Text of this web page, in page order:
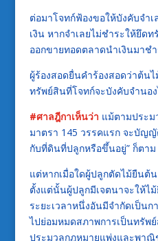
ต่อมาโจทก์ฟ้องขอให้บังคับจำ
เงิน หากจำเลยไม่ชำระให้ยึด
ออกขายทอดตลาดนำเงินมาช
ผู้ร้องสอดยื่นคำร้องสอดว่าต้น
ทรัพย์สินที่โจทก์จะบังคับจำนอ
#ศาลฎีกาเห็นว่า แม้ตามประ
มาตรา 145 วรรคแรก จะบัญ
กับที่ดินที่ปลูกหรือขึ้นอยู่” ก็ตาม
แต่หากเมื่อใดผู้ปลูกตัดไม้ยืนต้
ตั้งแต่นั้นผู้ปลูกมีเจตนาจะให้ไ
ระยะเวลาหนึ่งอันมีจำกัดเป็น
ไปย่อมหมดสภาพการเป็นทรัพ
ประมวลกฎหมายแพ่งและพาณิ